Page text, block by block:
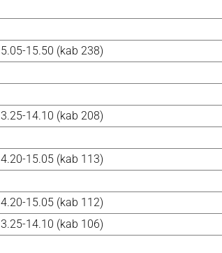
15.50 (kab 238)
14.10 (kab 208)
15.05 (kab 113)
15.05 (kab 112)
14.10 (kab 106)